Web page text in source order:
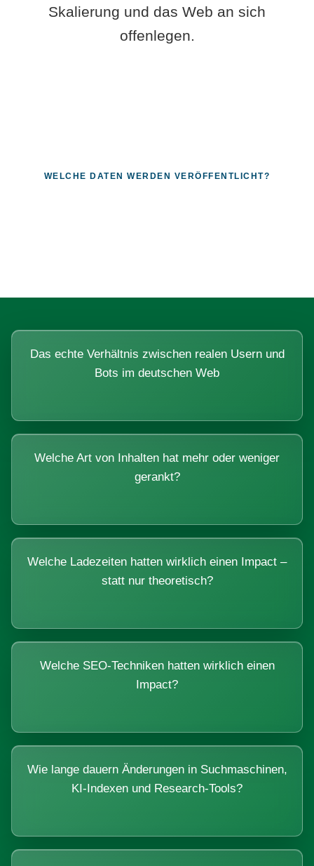
Skalierung und das Web an sich
offenlegen.
WELCHE DATEN WERDEN VERÖFFENTLICHT?
Das echte Verhältnis zwischen realen Usern und
Bots im deutschen Web
Welche Art von Inhalten hat mehr oder weniger
gerankt?
Welche Ladezeiten hatten wirklich einen Impact –
statt nur theoretisch?
Welche SEO-Techniken hatten wirklich einen
Impact?
Wie lange dauern Änderungen in Suchmaschinen,
KI-Indexen und Research-Tools?